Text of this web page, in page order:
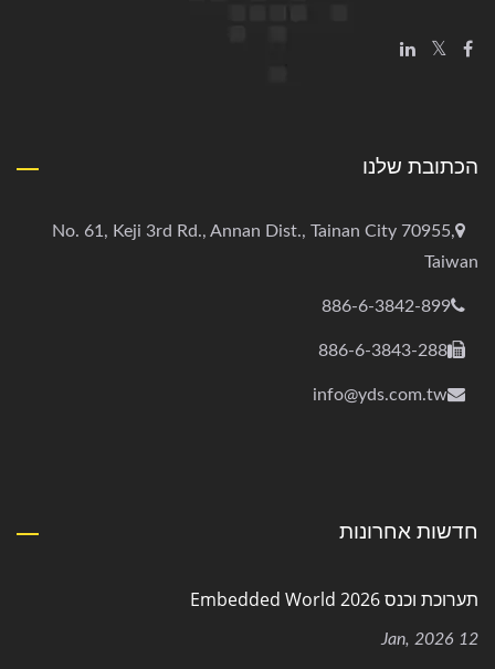
הכתובת שלנו
No. 61, Keji 3rd Rd., Annan Dist., Tainan City 70955,
Taiwan
886-6-3842-899
886-6-3843-288
info@yds.com.tw
חדשות אחרונות
תערוכת וכנס Embedded World 2026
12 Jan, 2026